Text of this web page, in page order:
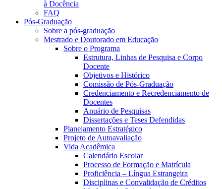
à Docência
FAQ
Pós-Graduação
Sobre a pós-graduação
Mestrado e Doutorado em Educação
Sobre o Programa
Estrutura, Linhas de Pesquisa e Corpo
Docente
Objetivos e Histórico
Comissão de Pós-Graduação
Credenciamento e Recredenciamento de
Docentes
Anuário de Pesquisas
Dissertações e Teses Defendidas
Planejamento Estratégico
Projeto de Autoavaliação
Vida Acadêmica
Calendário Escolar
Processo de Formação e Matrícula
Proficiência – Língua Estrangeira
Disciplinas e Convalidação de Créditos